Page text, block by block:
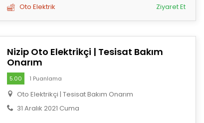
Oto Elektrik Ziyaret Et
Nizip Oto Elektrikçi | Tesisat Bakım
Onarım
5.00 1 Puanlama
Oto Elektrikçi | Tesisat Bakım Onarım
31 Aralık 2021 Cuma